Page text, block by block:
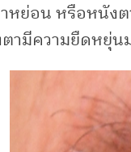
หย่อน หรือหนัง
ามีความยืดหยุ่